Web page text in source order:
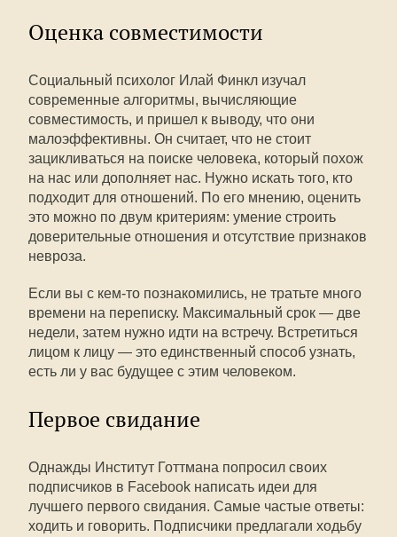
Оценка совместимости
Социальный психолог Илай Финкл изучал
современные алгоритмы, вычисляющие
совместимость, и пришел к выводу, что они
малоэффективны. Он считает, что не стоит
зацикливаться на поиске человека, который похож
на нас или дополняет нас. Нужно искать того, кто
подходит для отношений. По его мнению, оценить
это можно по двум критериям: умение строить
доверительные отношения и отсутствие признаков
невроза.
Если вы с кем-то познакомились, не тратьте много
времени на переписку. Максимальный срок — две
недели, затем нужно идти на встречу. Встретиться
лицом к лицу — это единственный способ узнать,
есть ли у вас будущее с этим человеком.
Первое свидание
Однажды Институт Готтмана попросил своих
подписчиков в Facebook написать идеи для
лучшего первого свидания. Самые частые ответы:
ходить и говорить. Подписчики предлагали ходьбу